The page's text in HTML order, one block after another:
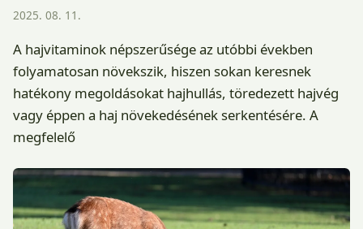
2025. 08. 11.
A hajvitaminok népszerűsége az utóbbi években
folyamatosan növekszik, hiszen sokan keresnek
hatékony megoldásokat hajhullás, töredezett hajvég
vagy éppen a haj növekedésének serkentésére. A
megfelelő